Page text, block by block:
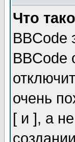
Что
BBCode
BBCode
очень
[ и ], а